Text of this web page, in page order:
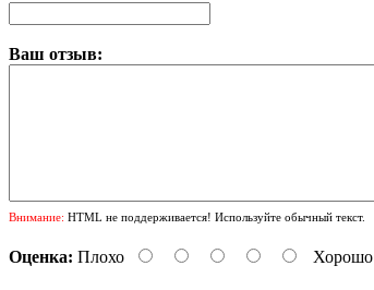
Ваш отзыв:
Внимание: HTML не поддерживается! Используйте обычный текст.
Оценка: Плохо Хорошо